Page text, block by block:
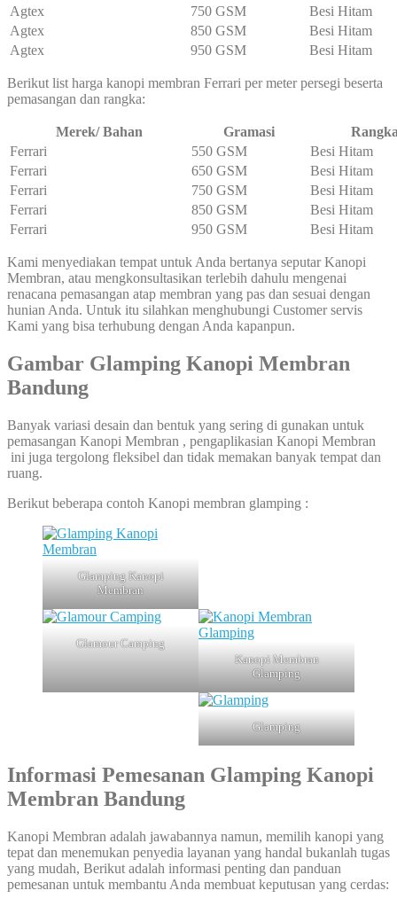
Agtex
750 GSM
Besi Hitam
Agtex
850 GSM
Besi Hitam
Agtex
950 GSM Besi Hitam
Berikut list harga kanopi membran Ferrari per meter persegi beserta
pemasangan dan rangka:
Merek/ Bahan Gramasi
Ferrari
550 GSM
Besi Hitam
Ferrari
650 GSM
Besi Hitam
Ferrari
750 GSM
Besi Hitam
Ferrari
850 GSM
Besi Hitam
Ferrari
950 GSM Besi Hitam
Kami menyediakan tempat untuk Anda bertanya seputar Kanopi
Membran, atau mengkonsultasikan terlebih dahulu mengenai
renacana pemasangan atap membran yang pas dan sesuai dengan
hunian Anda. Untuk itu silahkan menghubungi Customer servis
Kami yang bisa terhubung dengan Anda kapanpun.
Gambar Glamping Kanopi Membran
Bandung
Banyak variasi desain dan bentuk yang sering di gunakan untuk
pemasangan Kanopi Membran , pengaplikasian Kanopi Membran
ini juga tergolong fleksibel dan tidak memakan banyak tempat dan
ruang.
Berikut beberapa contoh Kanopi membran glamping :
Glamping Kanopi
Membran
Glamour Camping
Kanopi Membran
Glamping
Glamping
Informasi Pemesanan Glamping Kanopi
Membran Bandung
Kanopi Membran adalah jawabannya namun, memilih kanopi yang
tepat dan menemukan penyedia layanan yang handal bukanlah tugas
yang mudah, Berikut adalah informasi penting dan panduan
pemesanan untuk membantu Anda membuat keputusan yang cerdas: